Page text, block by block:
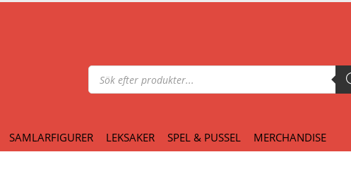
Produktsökning
SAMLARFIGURER LEKSAKER SPEL & PUSSEL MERCHANDISE